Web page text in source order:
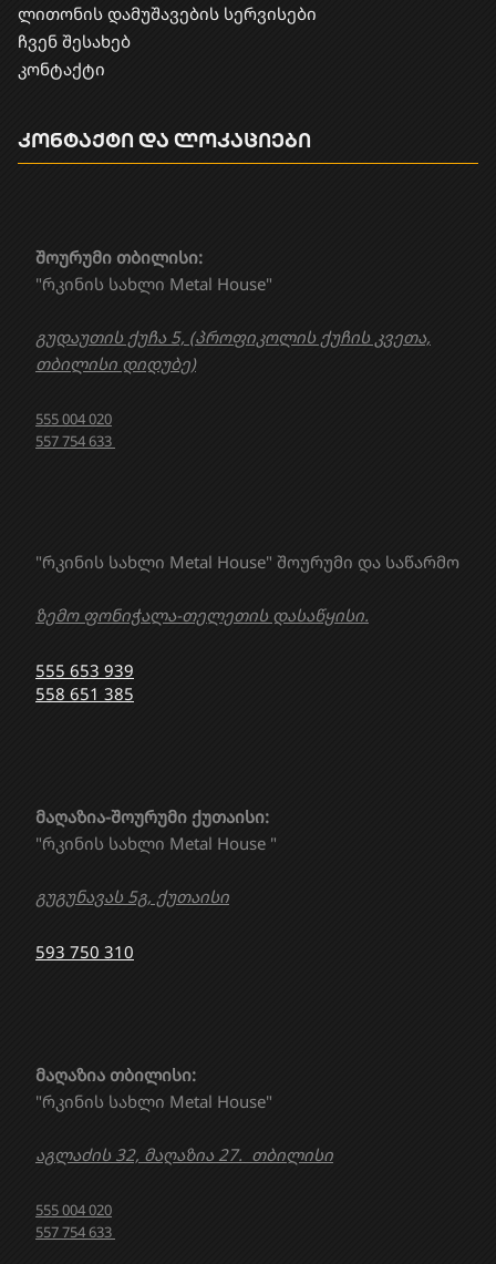
​ლითონის დამუშავების სერვისები
ჩვენ შესახებ
კონტაქტი
"რკინის სახლი Metal House" შოურუმი და საწარმო
ზემო ფონიჭალა-თელეთის დასაწყისი.
555 653 939
558 651 385
მაღაზია თბილისი:
"რკინის სახლი Metal House"
აგლაძის 32, მაღაზია 27. თბილისი
555 004 020
557 754 633
მაღაზია-შოურუმი ქუთაისი:
"რკინის სახლი Metal House "
გუგუნავას 5გ, ქუთაისი
593 750 310
შოურუმი თბილისი:
"რკინის სახლი Metal House"
გუდაუთის ქუჩა 5, (პროფიკოლის ქუჩის კვეთა,
თბილისი დიდუბე)
555 004 020
557 754 633
კონტაქტი და ლოკაციები